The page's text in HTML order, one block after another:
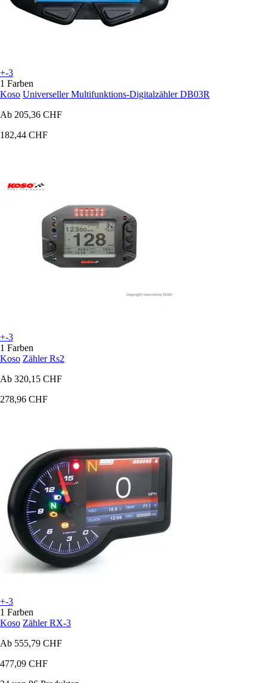
+-3
1 Farben
Koso Universeller Multifunktions-Digitalzähler DB03R
Ab 205,36 CHF
182,44 CHF
+-3
1 Farben
Koso Zähler Rs2
Ab 320,15 CHF
278,96 CHF
+-3
1 Farben
Koso Zähler RX-3
Ab 555,79 CHF
477,09 CHF